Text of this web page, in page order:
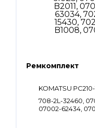
Ремкомплект
KOMATSU
708-2L-32460,
07002-62434,